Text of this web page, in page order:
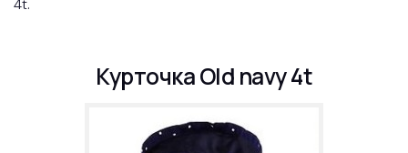
4t.
Курточка Old navy 4t